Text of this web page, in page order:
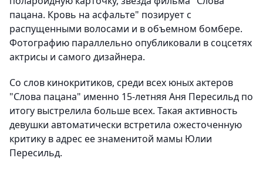
пацана. Кровь на асфальте" позирует с
распущенными волосами и в объемном бомбере.
Фотографию параллельно опубликовали в соцсетях
актрисы и самого дизайнера.
Со слов кинокритиков, среди всех юных актеров
"Слова пацана" именно 15-летняя Аня Пересильд по
итогу выстрелила больше всех. Такая активность
девушки автоматически встретила ожесточенную
критику в адрес ее знаменитой мамы Юлии
Пересильд.